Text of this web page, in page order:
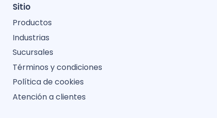
Sitio
Productos
Industrias
Sucursales
Términos y condiciones
Política de cookies
Atención a clientes